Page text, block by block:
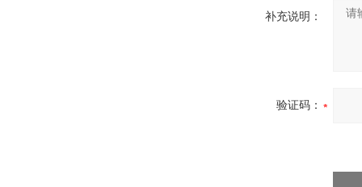
补充说明：
验证码：